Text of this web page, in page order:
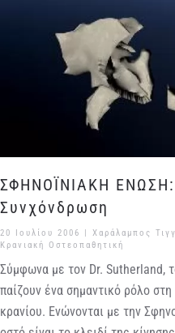
ΣΦΗΝΟΪΝΙΑΚΗ
Συνχόνδρωση
20 Ιουλίου 2006
| Χαράλαμπος
Κρανιακή Οστεοπαθητική
Σύμφωνα με τον Dr. Sutherland,
παίζουν ένα σημαντικό ρόλο
κρανίου. Ενώνονται με την